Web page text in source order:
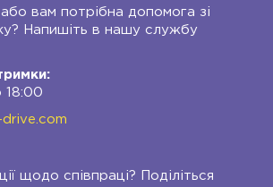
вам потрібна допомога зі
Напишіть в нашу службу
18:00
щодо співпраці? Поділіться